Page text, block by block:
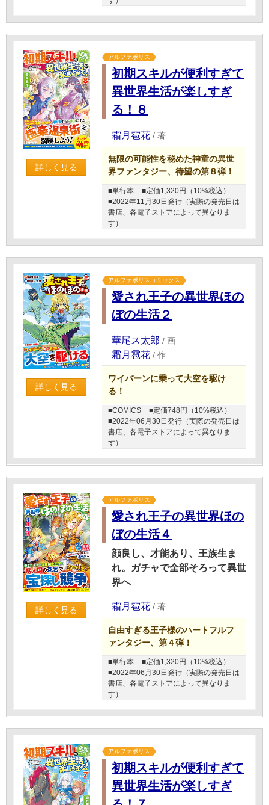
詳しく見る
アルファポリス
初期スキルが便利すぎて
異世界生活が楽しすぎ
る！８
霜月雹花 / 著
無限の可能性を秘めた神童の異世
界ファンタジー、待望の第８弾！
■単行本
■定価1,320円（10%税込）
■2022年11月30日発行（実際の発売日は
書店、各電子ストアによって異なりま
す）
詳しく見る
アルファポリスコミックス
愛され王子の異世界ほの
ぼの生活２
華尾ス太郎 / 画
霜月雹花 / 作
ワイバーンに乗って大空を駆け
る！
■COMICS
■定価748円（10%税込）
■2022年06月30日発行（実際の発売日は
書店、各電子ストアによって異なりま
す）
詳しく見る
アルファポリス
愛され王子の異世界ほの
ぼの生活４
顔良し、才能あり、王族生ま
れ。ガチャで全部そろって異世
界へ
霜月雹花 / 著
自由すぎる王子様のハートフルフ
ァンタジー、第４弾！
■単行本
■定価1,320円（10%税込）
■2022年06月30日発行（実際の発売日は
書店、各電子ストアによって異なりま
す）
アルファポリス
初期スキルが便利すぎて
異世界生活が楽しすぎ